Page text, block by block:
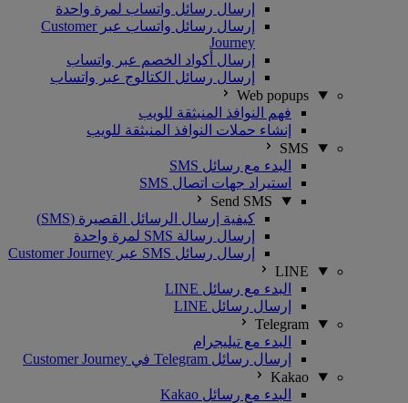
إرسال رسائل واتساب لمرة واحدة
إرسال رسائل واتساب عبر Customer
Journey
إرسال أكواد الخصم عبر واتساب
إرسال رسائل الكتالوج عبر واتساب
Web popups
فهم النوافذ المنبثقة للويب
إنشاء حملات النوافذ المنبثقة للويب
SMS
البدء مع رسائل SMS
استيراد جهات اتصال SMS
Send SMS
كيفية إرسال الرسائل القصيرة (SMS)
إرسال رسالة SMS لمرة واحدة
إرسال رسائل SMS عبر Customer Journey
LINE
البدء مع رسائل LINE
إرسال رسائل LINE
Telegram
البدء مع تيليجرام
إرسال رسائل Telegram في Customer Journey
Kakao
البدء مع رسائل Kakao